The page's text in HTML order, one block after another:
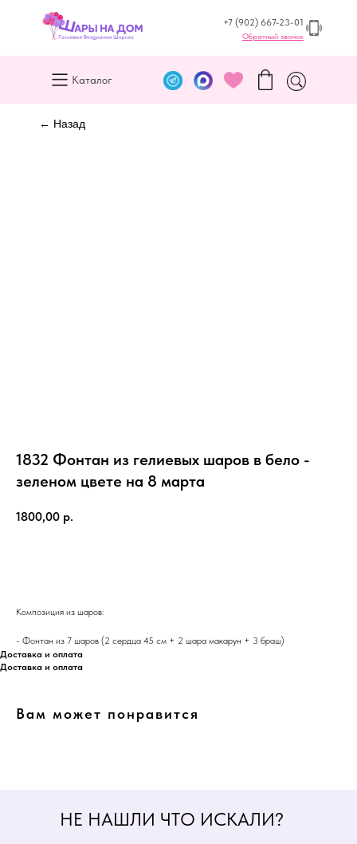
+7 (902) 667-23-01
Обратный звонок
Каталог
← Назад
1832 Фонтан из гелиевых шаров в бело -
зеленом цвете на 8 марта
1800,00 р.
Композиция из шаров:
- Фонтан из 7 шаров (2 сердца 45 см + 2 шара макарун + 3 браш)
Доставка и оплата
Доставка и оплата
Вам может понравится
НЕ НАШЛИ ЧТО ИСКАЛИ?